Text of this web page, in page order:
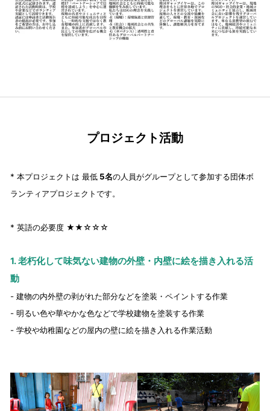
プロジェクト活動
* 本プロジェクトは 最低 5名の人員がグループとして参加する団体ボ
ランティアプロジェクトです。
* 英語の必要度 ★★☆☆☆
1. 老朽化して味気ない建物の外壁・内壁に絵を描き入れる活
動
- 建物の内外壁の剥がれた部分などを塗装・ペイントする作業
- 明るい色や華やかな色などで学校建物を塗装する作業
- 学校や幼稚園などの屋内の壁に絵を描き入れる作業活動